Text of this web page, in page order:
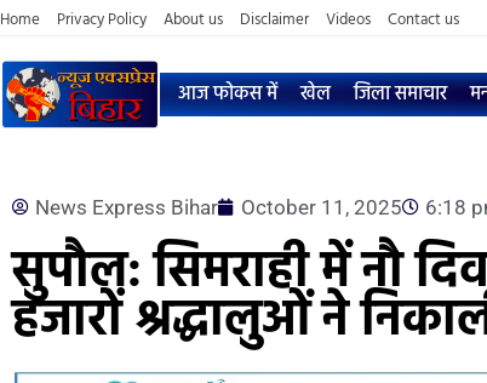
Home Privacy Policy About us Disclaimer Videos Contact us
आज फोकस में खेल जिला समाचार
News Express Bihar October 11, 2025 6:18
सुपौल: सिमराही में नौ
हजारों श्रद्धालुओं ने